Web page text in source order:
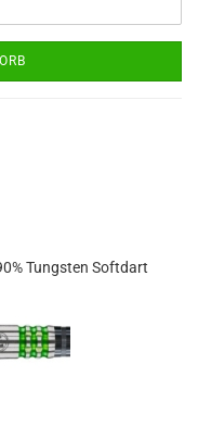
Tungs­ten Softdart